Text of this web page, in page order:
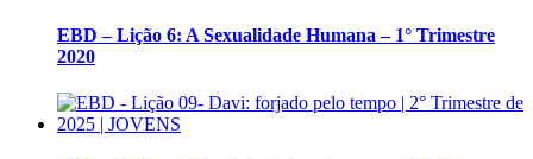
EBD – Lição 6: A Sexualidade Humana – 1° Trimestre
2020